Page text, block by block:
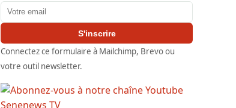
Adresse email
S'inscrire
Connectez ce formulaire à Mailchimp, Brevo ou
votre outil newsletter.